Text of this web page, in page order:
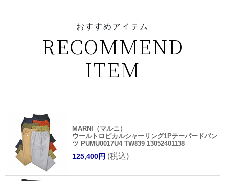
おすすめアイテム
RECOMMEND
ITEM
MARNI（マルニ）
ウールトロピカルシャーリング1Pテーパードパン
ツ PUMU0017U4 TW839 13052401138
125,400円 (税込)